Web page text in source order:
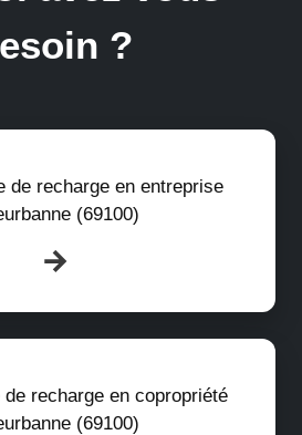
?
de recharge en entreprise
(69100)
de recharge en copropriété
(69100)